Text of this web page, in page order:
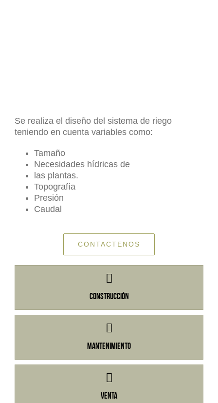
Se realiza el diseño del sistema de riego
teniendo en cuenta variables como:
Tamaño
Necesidades hídricas de
las plantas.
Topografía
Presión
Caudal
CONTACTENOS
Construcción
Mantenimiento
Venta